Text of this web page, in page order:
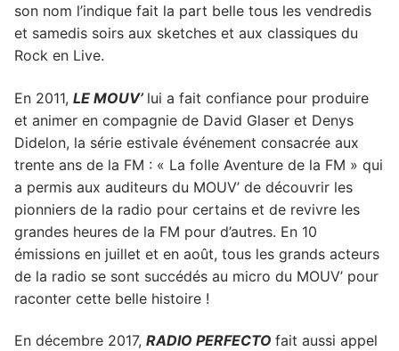
son nom l’indique fait la part belle tous les vendredis
et samedis soirs aux sketches et aux classiques du
Rock en Live.
En 2011, LE MOUV’ lui a fait confiance pour produire
et animer en compagnie de David Glaser et Denys
Didelon, la série estivale événement consacrée aux
trente ans de la FM : « La folle Aventure de la FM » qui
a permis aux auditeurs du MOUV’ de découvrir les
pionniers de la radio pour certains et de revivre les
grandes heures de la FM pour d’autres. En 10
émissions en juillet et en août, tous les grands acteurs
de la radio se sont succédés au micro du MOUV’ pour
raconter cette belle histoire !
En décembre 2017, RADIO PERFECTO fait aussi appel